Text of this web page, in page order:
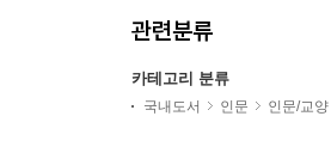
관련분류
카테고리 분류
국내도서 인문 인문/교양